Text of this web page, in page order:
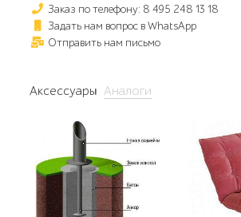
Заказ по телефону: 8 495 248 13 18
Задать нам вопрос в WhatsApp
Отправить нам письмо
Аксессуары Аналоги